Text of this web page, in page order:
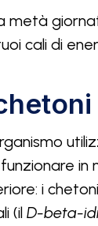
metà
cali di
in
i
(il D-beta-